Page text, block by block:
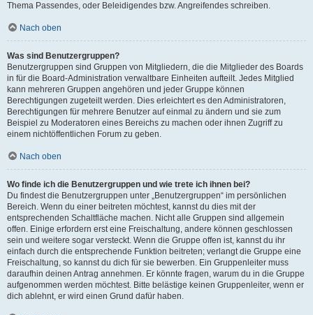
Thema Passendes, oder Beleidigendes bzw. Angreifendes schreiben.
Nach oben
Was sind Benutzergruppen?
Benutzergruppen sind Gruppen von Mitgliedern, die die Mitglieder des Boards
in für die Board-Administration verwaltbare Einheiten aufteilt. Jedes Mitglied
kann mehreren Gruppen angehören und jeder Gruppe können
Berechtigungen zugeteilt werden. Dies erleichtert es den Administratoren,
Berechtigungen für mehrere Benutzer auf einmal zu ändern und sie zum
Beispiel zu Moderatoren eines Bereichs zu machen oder ihnen Zugriff zu
einem nichtöffentlichen Forum zu geben.
Nach oben
Wo finde ich die Benutzergruppen und wie trete ich ihnen bei?
Du findest die Benutzergruppen unter „Benutzergruppen“ im persönlichen
Bereich. Wenn du einer beitreten möchtest, kannst du dies mit der
entsprechenden Schaltfläche machen. Nicht alle Gruppen sind allgemein
offen. Einige erfordern erst eine Freischaltung, andere können geschlossen
sein und weitere sogar versteckt. Wenn die Gruppe offen ist, kannst du ihr
einfach durch die entsprechende Funktion beitreten; verlangt die Gruppe eine
Freischaltung, so kannst du dich für sie bewerben. Ein Gruppenleiter muss
daraufhin deinen Antrag annehmen. Er könnte fragen, warum du in die Gruppe
aufgenommen werden möchtest. Bitte belästige keinen Gruppenleiter, wenn er
dich ablehnt, er wird einen Grund dafür haben.